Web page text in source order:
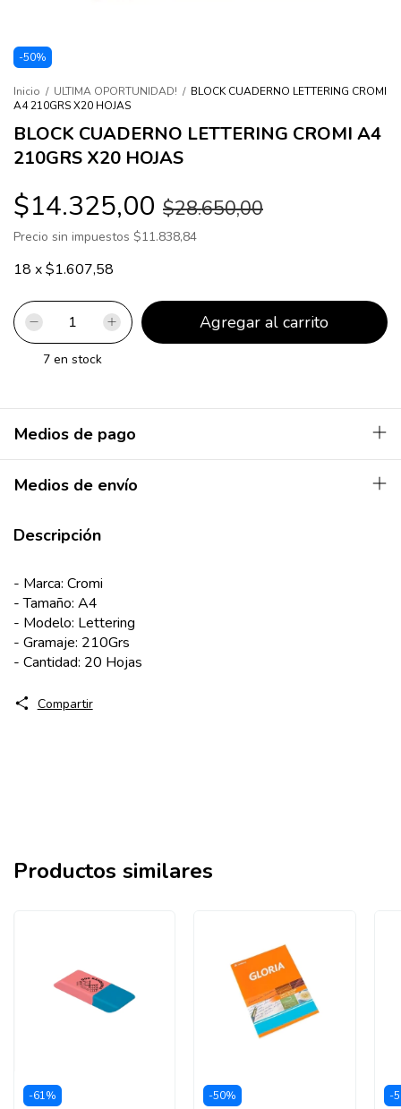
-50%
Inicio / ULTIMA OPORTUNIDAD! / BLOCK CUADERNO LETTERING CROMI
A4 210GRS X20 HOJAS
BLOCK CUADERNO LETTERING CROMI A4
210GRS X20 HOJAS
$14.325,00 $28.650,00
Precio sin impuestos $11.838,84
18 x$1.607,58
7 en stock
Medios de pago
Medios de envío
Descripción
- Marca: Cromi
- Tamaño: A4
- Modelo: Lettering
- Gramaje: 210Grs
- Cantidad: 20 Hojas
Compartir
Productos similares
-61% -50% -